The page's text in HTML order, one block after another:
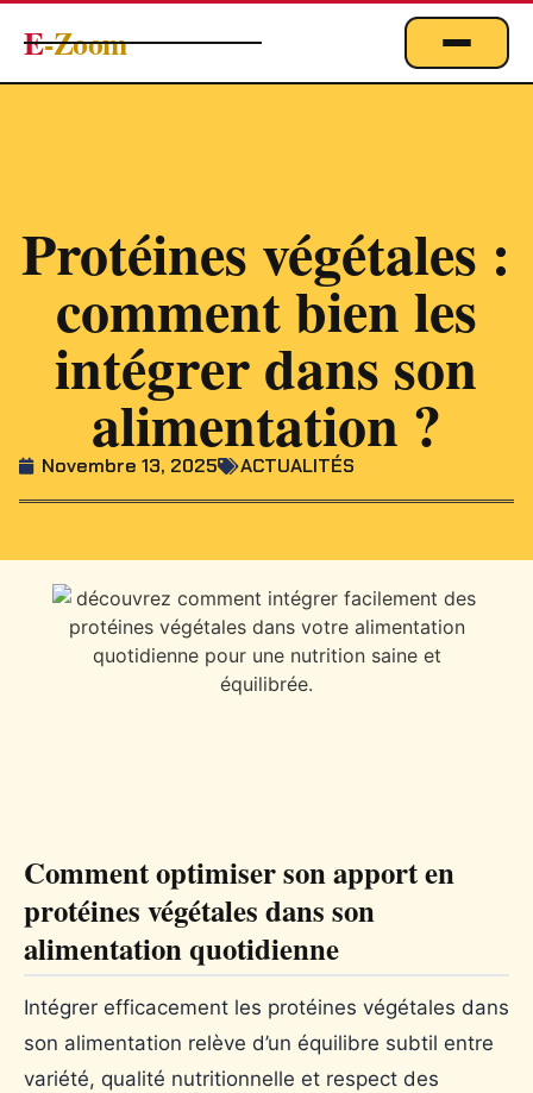
E-Zoom
EMPLOI
MARKETING & DIGITAL
TECHNOLOGIE
À PROPOS
Protéines végétales :
comment bien les
intégrer dans son
alimentation ?
Novembre 13, 2025 ACTUALITÉS
Comment optimiser son apport en
protéines végétales dans son
alimentation quotidienne
Intégrer efficacement les protéines végétales dans
son alimentation relève d’un équilibre subtil entre
variété, qualité nutritionnelle et respect des